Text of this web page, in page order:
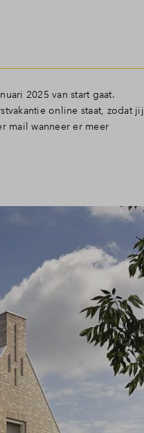
2025 van start gaat.
online staat, zodat jij
mail wanneer er meer